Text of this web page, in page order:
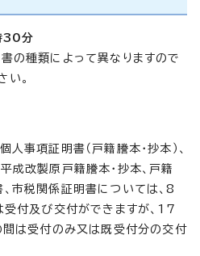
30分
の種類によって異なりますので
い。
人事項証明書（戸籍謄本・抄本）、
成改製原戸籍謄本・抄本、戸籍
市税関係証明書については、8
付及び交付ができますが、17
は受付のみ又は既受付分の交付